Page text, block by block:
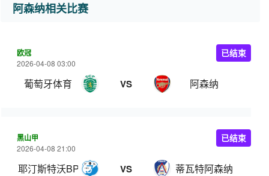
阿森纳相关比赛
欧冠
2026-04-08 03:00
葡萄牙体育 VS 阿森纳
已结束
黑山甲
2026-04-08 21:00
耶汀斯特沃BP VS 蒂瓦特阿森纳
已结束